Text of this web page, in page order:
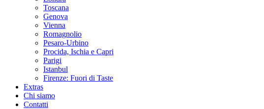
Toscana
Genova
Vienna
Romagnolio
Pesaro-Urbino
Procida, Ischia e Capri
Parigi
Istanbul
Firenze: Fuori di Taste
Extras
Chi siamo
Contatti